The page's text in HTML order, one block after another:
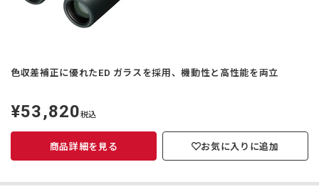
色収差補正に優れたED ガラスを採用、機動性と高性能を両立
定
価
¥53,820税込
商品詳細を見る お気に入りに追加